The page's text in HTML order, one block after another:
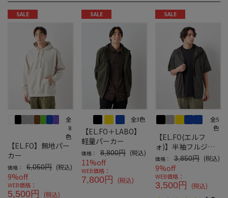
SALE
全
8
色
【EL.FO】無地パー
カー
価格： 6,050円 (税込)
9%off
WEB価格：
5,500円 (税込)
SALE
全3色
【EL.FO＋LABO】
軽量パーカー
価格： 8,800円 (税込)
11%off
WEB価格：
7,800円 (税込)
SALE
全5
色
【EL.FO(エルフ
ォ)】半袖フルジッ
プパーカー
価格： 3,850円 (税込)
9%off
WEB価格：
3,500円 (税込)